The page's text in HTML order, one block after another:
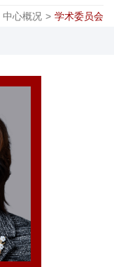
中心概况 > 学术委员会